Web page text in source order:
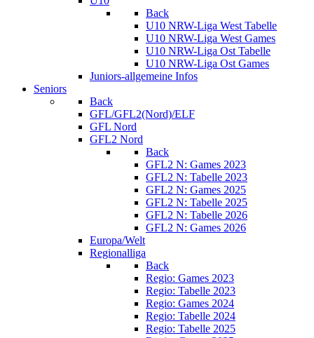
Back
U10 NRW-Liga West Tabelle
U10 NRW-Liga West Games
U10 NRW-Liga Ost Tabelle
U10 NRW-Liga Ost Games
Juniors-allgemeine Infos
Seniors
Back
GFL/GFL2(Nord)/ELF
GFL Nord
GFL2 Nord
Back
GFL2 N: Games 2023
GFL2 N: Tabelle 2023
GFL2 N: Games 2025
GFL2 N: Tabelle 2025
GFL2 N: Tabelle 2026
GFL2 N: Games 2026
Europa/Welt
Regionalliga
Back
Regio: Games 2023
Regio: Tabelle 2023
Regio: Games 2024
Regio: Tabelle 2024
Regio: Tabelle 2025